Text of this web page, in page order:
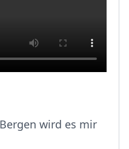
wird es mir